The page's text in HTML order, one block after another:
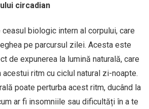
circadian
biologic intern al corpului, care
pe parcursul zilei. Acesta este
de expunerea la lumină naturală, care
acestui ritm cu ciclul natural zi-noapte.
poate perturba acest ritm, ducând la
ar fi insomniile sau dificultăți în a te